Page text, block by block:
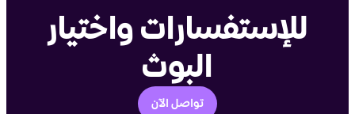
للإستفسارات واختيار
البوث
تواصل الآن